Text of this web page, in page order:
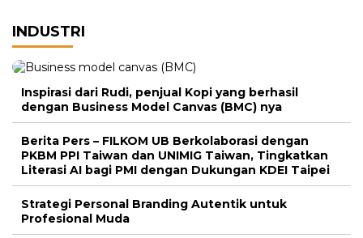
INDUSTRI
Inspirasi dari Rudi, penjual Kopi yang berhasil
dengan Business Model Canvas (BMC) nya
Berita Pers – FILKOM UB Berkolaborasi dengan
PKBM PPI Taiwan dan UNIMIG Taiwan, Tingkatkan
Literasi AI bagi PMI dengan Dukungan KDEI Taipei
Strategi Personal Branding Autentik untuk
Profesional Muda